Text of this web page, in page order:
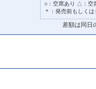
○：空席あり △：空
＊：発売前もしく
差額は同日